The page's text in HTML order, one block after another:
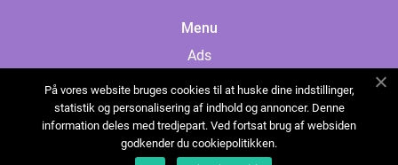
Menu
Ads
Cookies
Contact
Sitemap
På vores website bruges cookies til at huske dine indstillinger,
statistik og personalisering af indhold og annoncer. Denne
information deles med tredjepart. Ved fortsat brug af websiden
godkender du cookiepolitikken.